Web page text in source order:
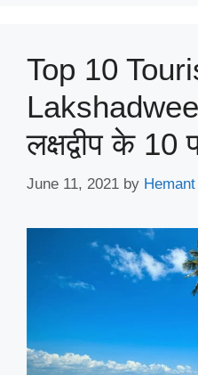
Top 10
लक्षद्वीप के
June 11, 2021 by